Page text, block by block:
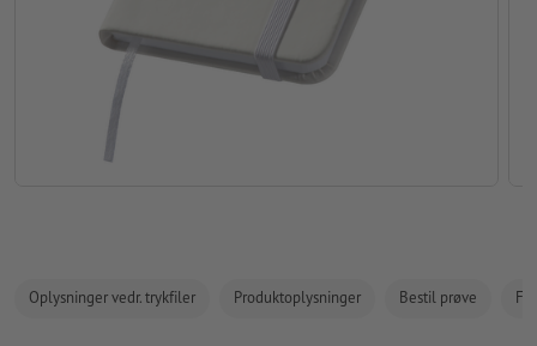
Oplysninger vedr. trykfiler Produktoplysninger Bestil prøve